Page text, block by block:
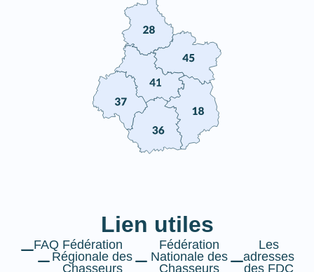
Lien utiles
FAQ Fédération
Régionale des
Chasseurs
Fédération
Nationale des
Chasseurs
Les
adresses
des FDC